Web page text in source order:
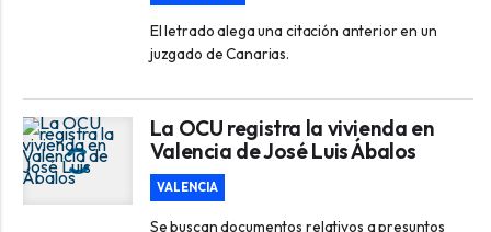
El letrado alega una citación anterior en un
juzgado de Canarias.
La OCU registra la vivienda en
Valencia de José Luis Ábalos
VALENCIA
Se buscan documentos relativos a presuntos